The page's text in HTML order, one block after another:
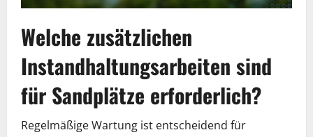
Welche zusätzlichen
Instandhaltungsarbeiten sind
für Sandplätze erforderlich?
Regelmäßige Wartung ist entscheidend für